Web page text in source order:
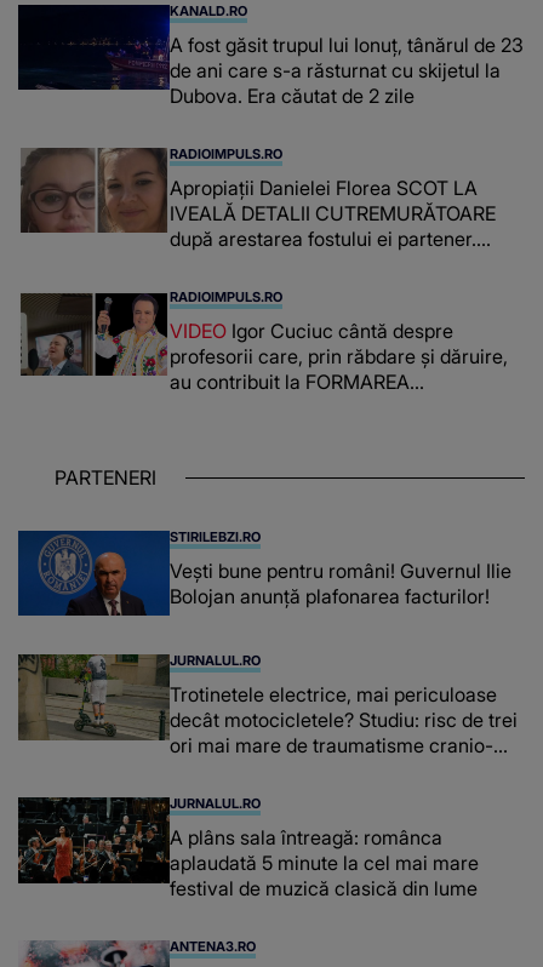
KANALD.RO
A fost găsit trupul lui Ionuț, tânărul de 23
de ani care s-a răsturnat cu skijetul la
Dubova. Era căutat de 2 zile
RADIOIMPULS.RO
Apropiații Danielei Florea SCOT LA
IVEALĂ DETALII CUTREMURĂTOARE
după arestarea fostului ei partener.
românca ucisă în Italia și ascunsă în
lada unui pat: " Îmi pare rău că nu am
reușit să fac mai mult pentru ea și..."
RADIOIMPULS.RO
VIDEO Igor Cuciuc cântă despre
profesorii care, prin răbdare și dăruire,
au contribuit la FORMAREA
chiar și după trecerea anilor: "De
PARTENERI
STIRILEBZI.RO
Vești bune pentru români! Guvernul Ilie
Bolojan anunță plafonarea facturilor!
JURNALUL.RO
Trotinetele electrice, mai periculoase
decât motocicletele? Studiu: risc de trei
ori mai mare de traumatisme cranio-
JURNALUL.RO
A plâns sala întreagă: românca
aplaudată 5 minute la cel mai mare
festival de muzică clasică din lume
ANTENA3.RO